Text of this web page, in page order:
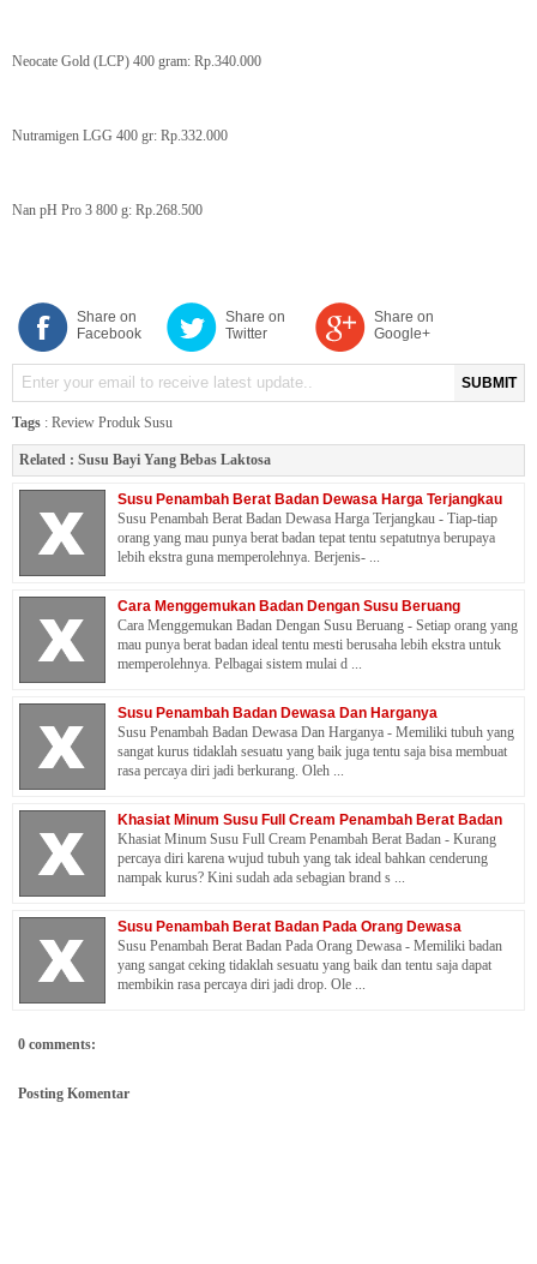
Neocate Gold (LCP) 400 gram: Rp.340.000
Nutramigen LGG 400 gr: Rp.332.000
Nan pH Pro 3 800 g: Rp.268.500
Share on
Facebook
Share on
Twitter
Share on
Google+
SUBMIT
Tags : Review Produk Susu
Related : Susu Bayi Yang Bebas Laktosa
Susu Penambah Berat Badan Dewasa Harga Terjangkau
Susu Penambah Berat Badan Dewasa Harga Terjangkau - Tiap-tiap
orang yang mau punya berat badan tepat tentu sepatutnya berupaya
lebih ekstra guna memperolehnya. Berjenis- ...
Cara Menggemukan Badan Dengan Susu Beruang
Cara Menggemukan Badan Dengan Susu Beruang - Setiap orang yang
mau punya berat badan ideal tentu mesti berusaha lebih ekstra untuk
memperolehnya. Pelbagai sistem mulai d ...
Susu Penambah Badan Dewasa Dan Harganya
Susu Penambah Badan Dewasa Dan Harganya - Memiliki tubuh yang
sangat kurus tidaklah sesuatu yang baik juga tentu saja bisa membuat
rasa percaya diri jadi berkurang. Oleh ...
Khasiat Minum Susu Full Cream Penambah Berat Badan
Khasiat Minum Susu Full Cream Penambah Berat Badan - Kurang
percaya diri karena wujud tubuh yang tak ideal bahkan cenderung
nampak kurus? Kini sudah ada sebagian brand s ...
Susu Penambah Berat Badan Pada Orang Dewasa
Susu Penambah Berat Badan Pada Orang Dewasa - Memiliki badan
yang sangat ceking tidaklah sesuatu yang baik dan tentu saja dapat
membikin rasa percaya diri jadi drop. Ole ...
0 comments:
Posting Komentar